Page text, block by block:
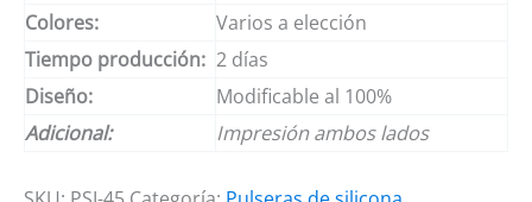
Colores:
Varios a elección
Tiempo producción: 2 días
Diseño:
Modificable al 100%
Adicional:
Impresión ambos lados